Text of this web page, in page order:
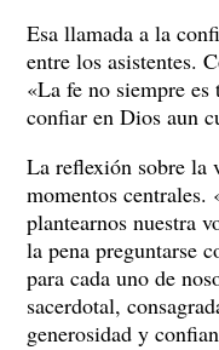
Esa llamada a la
entre los asistentes.
«La fe no siempre es
confiar en Dios aun
La reflexión sobre la
momentos centrales.
plantearnos nuestra
la pena preguntarse
para cada uno de
sacerdotal,
generosidad y